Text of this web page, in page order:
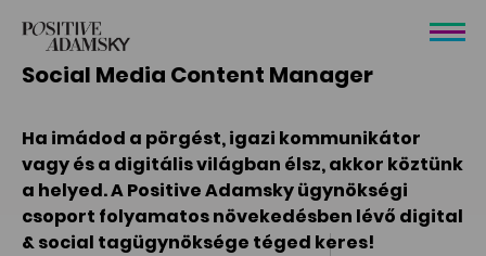
Social Media Content Manager
Ha imádod a pörgést, igazi kommunikátor
vagy és a digitális világban élsz, akkor köztünk
a helyed. A Positive Adamsky ügynökségi
csoport folyamatos növekedésben lévő digital
& social tagügynöksége téged keres!